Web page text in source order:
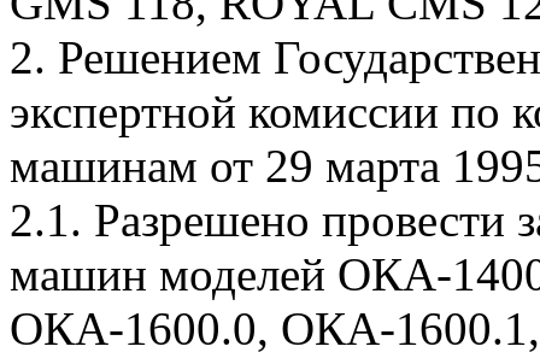
2. Решением
экспертной комиссии по
машинам от 29 марта
2.1. Разрешено провести
машин моделей ОКА-
ОКА-1600.0, ОКА-